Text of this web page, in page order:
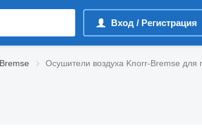
Вход / Регистрация
Осушители воздуха Knorr-Bremse для